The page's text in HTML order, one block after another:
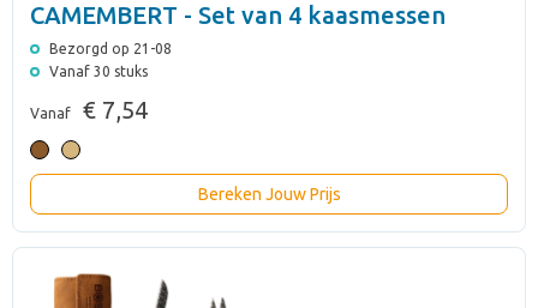
CAMEMBERT - Set van 4 kaasmessen
Bezorgd op 21-08
Vanaf 30 stuks
Vanaf € 7,54
Bereken Jouw Prijs